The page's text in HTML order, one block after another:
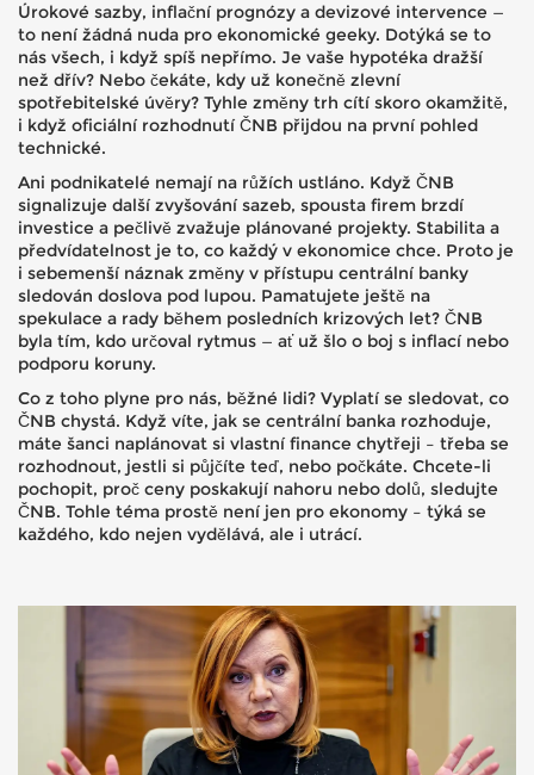
Úrokové sazby, inflační prognózy a devizové intervence —
to není žádná nuda pro ekonomické geeky. Dotýká se to
nás všech, i když spíš nepřímo. Je vaše hypotéka dražší
než dřív? Nebo čekáte, kdy už konečně zlevní
spotřebitelské úvěry? Tyhle změny trh cítí skoro okamžitě,
i když oficiální rozhodnutí ČNB přijdou na první pohled
technické.
Ani podnikatelé nemají na růžích ustláno. Když ČNB
signalizuje další zvyšování sazeb, spousta firem brzdí
investice a pečlivě zvažuje plánované projekty. Stabilita a
předvídatelnost je to, co každý v ekonomice chce. Proto je
i sebemenší náznak změny v přístupu centrální banky
sledován doslova pod lupou. Pamatujete ještě na
spekulace a rady během posledních krizových let? ČNB
byla tím, kdo určoval rytmus — ať už šlo o boj s inflací nebo
podporu koruny.
Co z toho plyne pro nás, běžné lidi? Vyplatí se sledovat, co
ČNB chystá. Když víte, jak se centrální banka rozhoduje,
máte šanci naplánovat si vlastní finance chytřeji – třeba se
rozhodnout, jestli si půjčíte teď, nebo počkáte. Chcete-li
pochopit, proč ceny poskakují nahoru nebo dolů, sledujte
ČNB. Tohle téma prostě není jen pro ekonomy – týká se
každého, kdo nejen vydělává, ale i utrácí.